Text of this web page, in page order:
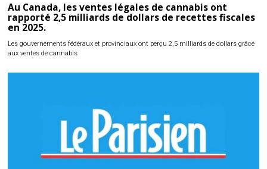
Au Canada, les ventes légales de cannabis ont
rapporté 2,5 milliards de dollars de recettes fiscales
en 2025.
Les gouvernements fédéraux et provinciaux ont perçu 2,5 milliards de dollars grâce
aux ventes de cannabis